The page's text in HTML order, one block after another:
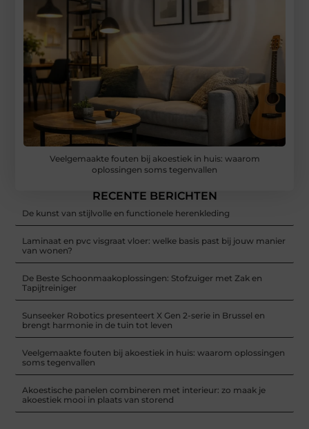
Veelgemaakte fouten bij akoestiek in huis: waarom
oplossingen soms tegenvallen
RECENTE BERICHTEN
De kunst van stijlvolle en functionele herenkleding
Laminaat en pvc visgraat vloer: welke basis past bij jouw manier
van wonen?
De Beste Schoonmaakoplossingen: Stofzuiger met Zak en
Tapijtreiniger
Sunseeker Robotics presenteert X Gen 2-serie in Brussel en
brengt harmonie in de tuin tot leven
Veelgemaakte fouten bij akoestiek in huis: waarom oplossingen
soms tegenvallen
Akoestische panelen combineren met interieur: zo maak je
akoestiek mooi in plaats van storend